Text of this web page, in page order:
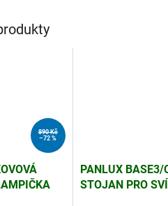
890 Kč
–72 %
PANLUX BASE3/
STOJAN PRO